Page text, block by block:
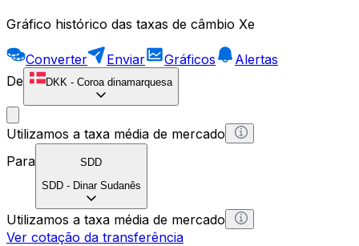
Gráfico histórico das taxas de câmbio Xe
Converter Enviar Gráficos
Alertas
De
DKK - Coroa dinamarquesa
Utilizamos a taxa média de mercado
Para
SDD
SDD - Dinar Sudanês
Utilizamos a taxa média de mercado
Ver cotação da transferência